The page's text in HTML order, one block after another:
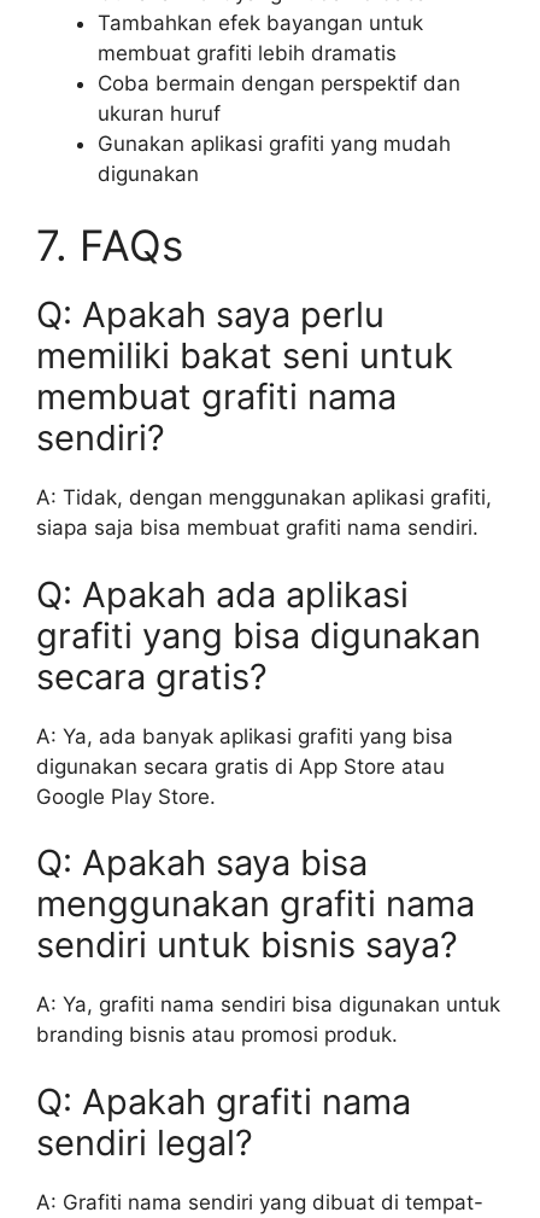
Tambahkan efek bayangan untuk
membuat grafiti lebih dramatis
Coba bermain dengan perspektif dan
ukuran huruf
Gunakan aplikasi grafiti yang mudah
digunakan
7. FAQs
Q: Apakah saya perlu
memiliki bakat seni untuk
membuat grafiti nama
sendiri?
A: Tidak, dengan menggunakan aplikasi grafiti,
siapa saja bisa membuat grafiti nama sendiri.
Q: Apakah ada aplikasi
grafiti yang bisa digunakan
secara gratis?
A: Ya, ada banyak aplikasi grafiti yang bisa
digunakan secara gratis di App Store atau
Google Play Store.
Q: Apakah saya bisa
menggunakan grafiti nama
sendiri untuk bisnis saya?
A: Ya, grafiti nama sendiri bisa digunakan untuk
branding bisnis atau promosi produk.
Q: Apakah grafiti nama
sendiri legal?
A: Grafiti nama sendiri yang dibuat di tempat-